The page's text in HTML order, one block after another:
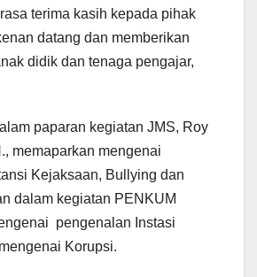
terima kasih kepada pihak
datang dan memberikan
didik dan tenaga pengajar,
paparan kegiatan JMS, Roy
memaparkan mengenai
Kejaksaan, Bullying dan
dalam kegiatan PENKUM
pengenalan Instasi
Korupsi.